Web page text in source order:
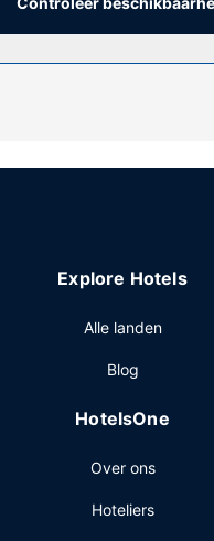
heeft een terras en
voorzieningen zijn een
Explore Hotels
Alle landen
Blog
HotelsOne
Over ons
Hoteliers